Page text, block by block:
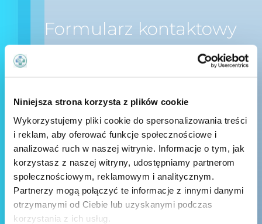
Niniejsza strona korzysta z plików cookie
Wykorzystujemy pliki cookie do spersonalizowania treści
i reklam, aby oferować funkcje społecznościowe i
analizować ruch w naszej witrynie. Informacje o tym, jak
korzystasz z naszej witryny, udostępniamy partnerom
społecznościowym, reklamowym i analitycznym.
Partnerzy mogą połączyć te informacje z innymi danymi
otrzymanymi od Ciebie lub uzyskanymi podczas
korzystania z ich usług.
Formularz kontaktowy